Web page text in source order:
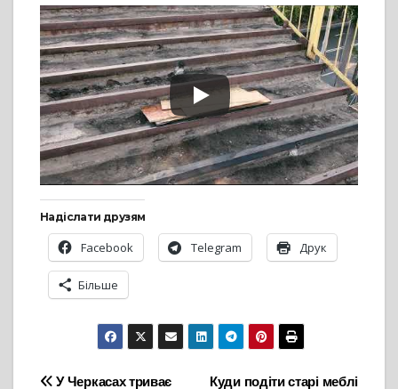
Надіслати друзям
Facebook Telegram Друк
Більше
Куди подіти старі меблі
У Черкасах триває